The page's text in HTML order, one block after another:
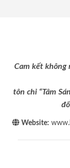
Cam kết không
tôn chỉ “Tâm
Website: